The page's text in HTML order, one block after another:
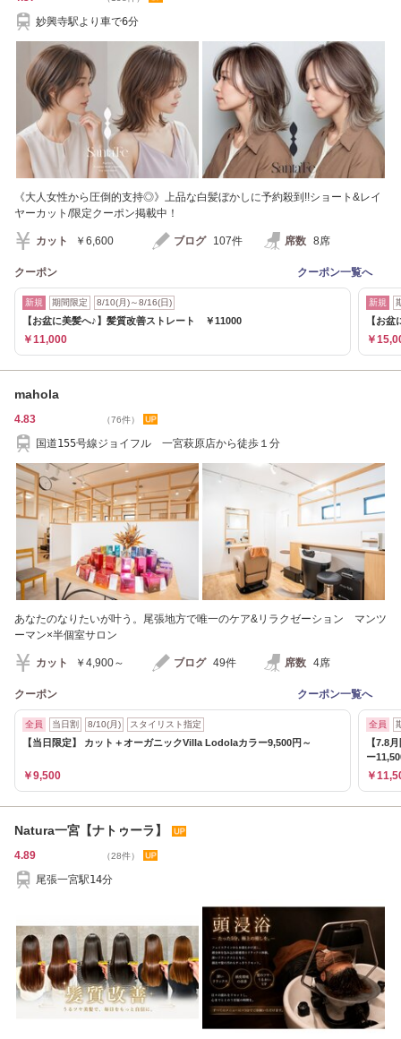
妙興寺駅より車で6分
《大人女性から圧倒的支持◎》上品な白髪ぼかしに予約殺到!!ショート&レイ
ヤーカット/限定クーポン掲載中！
カット ￥6,600 ブログ 107件 席数 8席
クーポン クーポン一覧へ
新規 期間限定 8/10(月)～8/16(日)
【お盆に美髪へ♪】髪質改善ストレート ￥11000
￥11,000
新規
【お
￥
mahola
4.83 （76件）
国道155号線ジョイフル 一宮萩原店から徒歩１分
あなたのなりたいが叶う。尾張地方で唯一のケア&リラクゼーション マンツ
ーマン×半個室サロン
カット ￥4,900～ ブログ 49件 席数 4席
クーポン クーポン一覧へ
全員 当日割 8/10(月) スタイリスト指定
【当日限定】 カット＋オーガニックVilla Lodolaカラー9,500円～
￥9,500
全員
【7.8
ー
￥
Natura一宮【ナトゥーラ】
4.89 （28件）
尾張一宮駅14分